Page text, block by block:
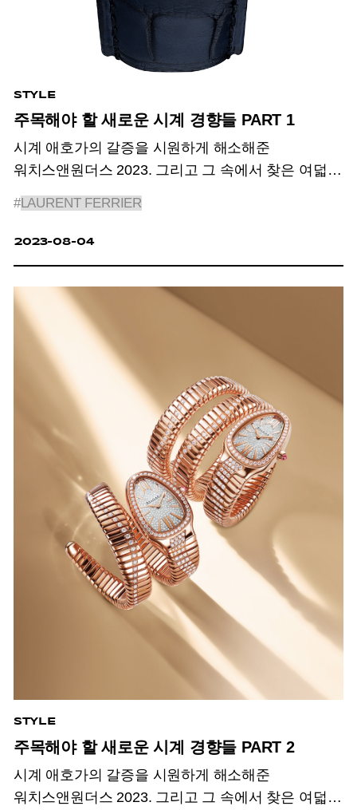
STYLE
주목해야 할 새로운 시계 경향들 PART 1
시계 애호가의 갈증을 시원하게 해소해준
워치스앤원더스 2023. 그리고 그 속에서 찾은 여덟
가지 트렌드.
#LAURENT FERRIER
2023-08-04
STYLE
주목해야 할 새로운 시계 경향들 PART 2
시계 애호가의 갈증을 시원하게 해소해준
워치스앤원더스 2023. 그리고 그 속에서 찾은 여덟